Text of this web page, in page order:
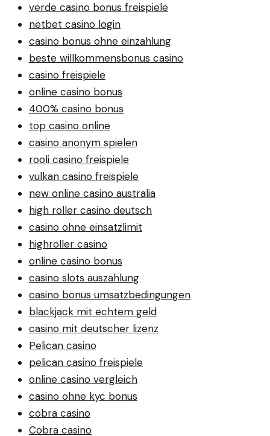
verde casino bonus freispiele
netbet casino login
casino bonus ohne einzahlung
beste willkommensbonus casino
casino freispiele
online casino bonus
400% casino bonus
top casino online
casino anonym spielen
rooli casino freispiele
vulkan casino freispiele
new online casino australia
high roller casino deutsch
casino ohne einsatzlimit
highroller casino
online casino bonus
casino slots auszahlung
casino bonus umsatzbedingungen
blackjack mit echtem geld
casino mit deutscher lizenz
Pelican casino
pelican casino freispiele
online casino vergleich
casino ohne kyc bonus
cobra casino
Cobra casino